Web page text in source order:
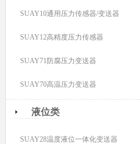
SUAY10通用压力传感器/变送器
SUAY12高精度压力传感器
SUAY71防腐压力变送器
SUAY70高温压力变送器
液位类
SUAY28温度液位一体化变送器